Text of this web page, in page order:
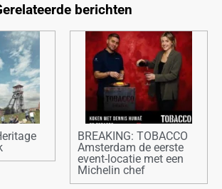
berichten
BREAKING: TOBACCO
Amsterdam de eerste
event-locatie met een
Michelin chef